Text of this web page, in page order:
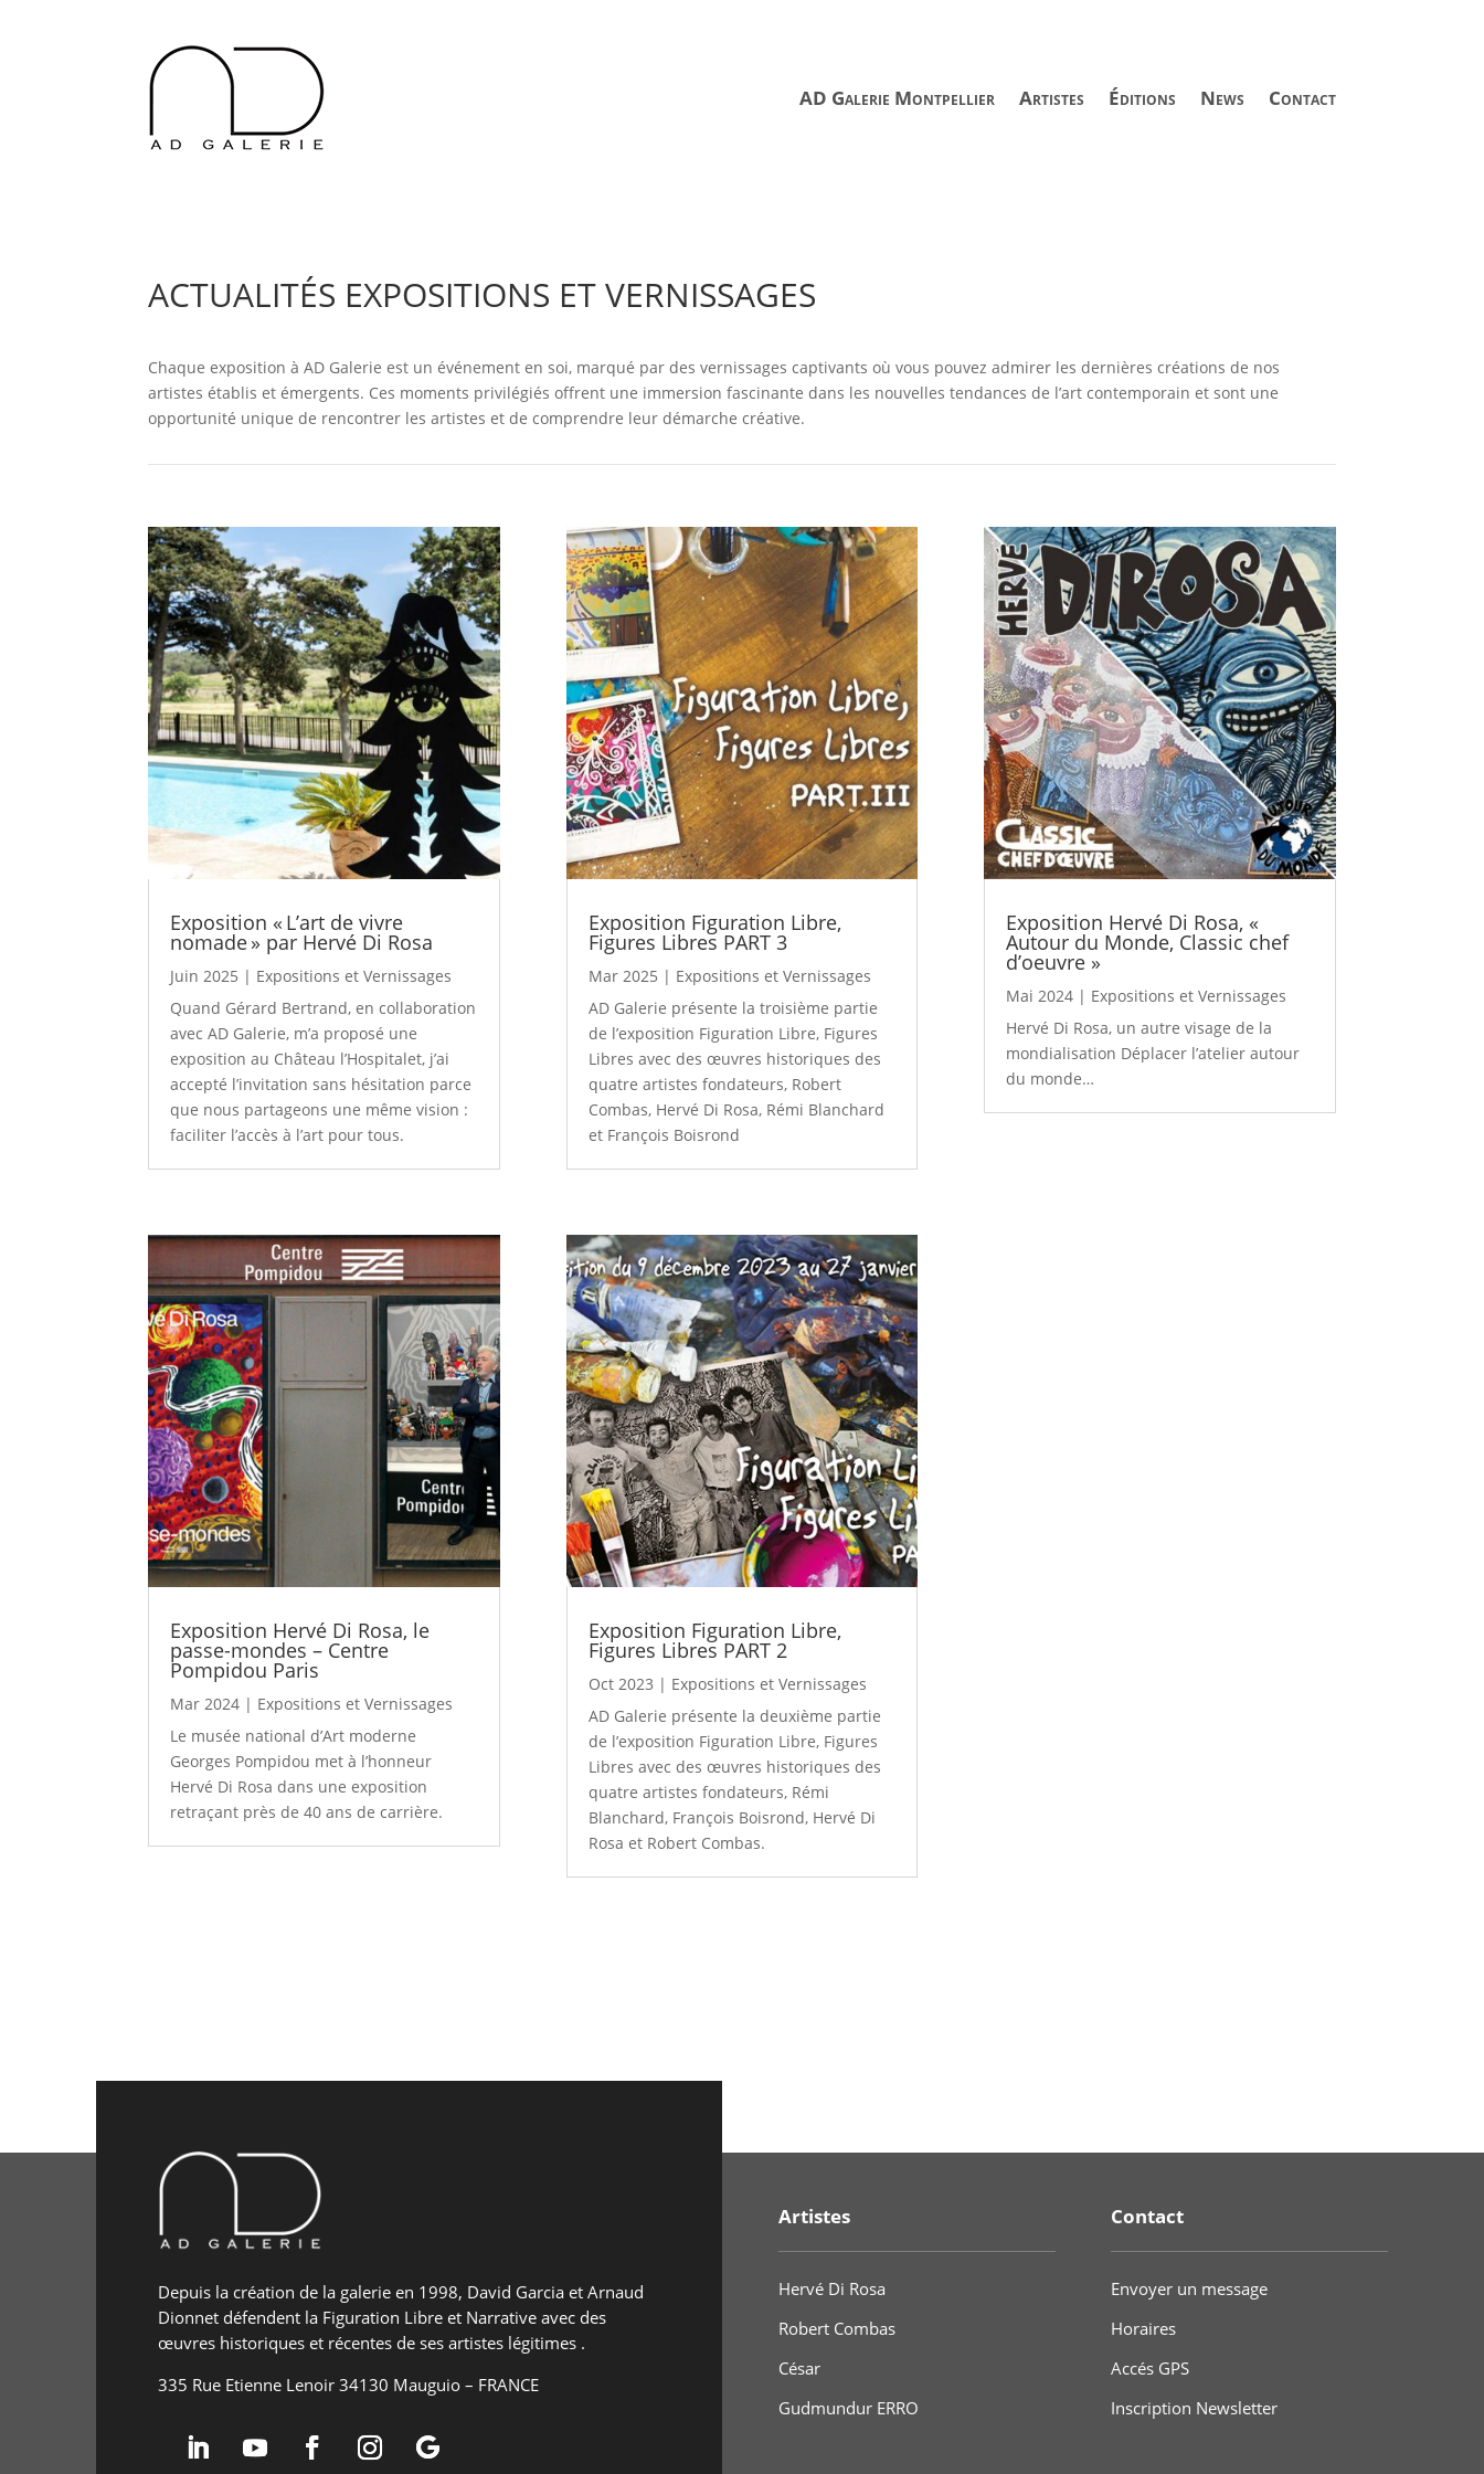
AD Galerie Montpellier Artistes Éditions News Contact
ACTUALITÉS EXPOSITIONS ET VERNISSAGES
Chaque exposition à AD Galerie est un événement en soi, marqué par des vernissages captivants où vous pouvez admirer les dernières créations de nos
artistes établis et émergents. Ces moments privilégiés offrent une immersion fascinante dans les nouvelles tendances de l’art contemporain et sont une
opportunité unique de rencontrer les artistes et de comprendre leur démarche créative.
Exposition « L’art de vivre
nomade » par Hervé Di Rosa
Juin 2025 | Expositions et Vernissages
Quand Gérard Bertrand, en collaboration
avec AD Galerie, m’a proposé une
exposition au Château l’Hospitalet, j’ai
accepté l’invitation sans hésitation parce
que nous partageons une même vision :
faciliter l’accès à l’art pour tous.
Exposition Hervé Di Rosa, le
passe-mondes – Centre
Pompidou Paris
Mar 2024 | Expositions et Vernissages
Le musée national d’Art moderne
Georges Pompidou met à l’honneur
Hervé Di Rosa dans une exposition
retraçant près de 40 ans de carrière.
Exposition Figuration Libre,
Figures Libres PART 3
Mar 2025 | Expositions et Vernissages
AD Galerie présente la troisième partie
de l’exposition Figuration Libre, Figures
Libres avec des œuvres historiques des
quatre artistes fondateurs, Robert
Combas, Hervé Di Rosa, Rémi Blanchard
et François Boisrond
Exposition Figuration Libre,
Figures Libres PART 2
Oct 2023 | Expositions et Vernissages
AD Galerie présente la deuxième partie
de l’exposition Figuration Libre, Figures
Libres avec des œuvres historiques des
quatre artistes fondateurs, Rémi
Blanchard, François Boisrond, Hervé Di
Rosa et Robert Combas.
Exposition Hervé Di Rosa, «
Autour du Monde, Classic chef
d’oeuvre »
Mai 2024| Expositions et Vernissages
Hervé Di Rosa, un autre visage de la
mondialisation Déplacer l’atelier autour
du monde…
Depuis la création de la galerie en 1998, David Garcia et Arnaud
Dionnet défendent la Figuration Libre et Narrative avec des
œuvres historiques et récentes de ses artistes légitimes .
335 Rue Etienne Lenoir 34130 Mauguio – FRANCE
Artistes
Hervé Di Rosa
Robert Combas
César
Gudmundur ERRO
Contact
Envoyer un message
Horaires
Accés GPS
Inscription Newsletter